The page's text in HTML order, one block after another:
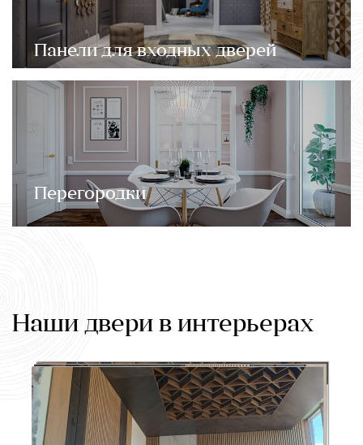
Панели для входных дверей
Перегородки
Наши двери в интерьерах